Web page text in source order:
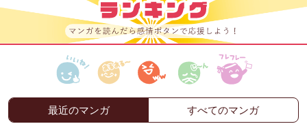
最近のマンガ すべてのマンガ